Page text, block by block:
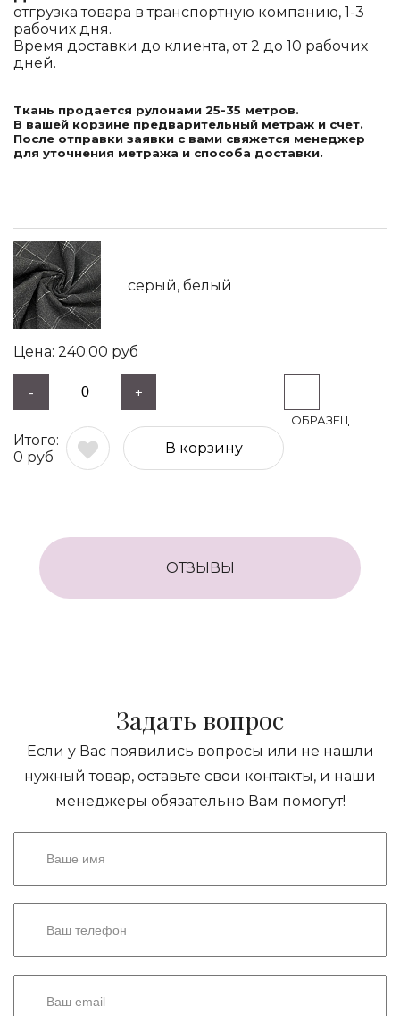
отгрузка товара в транспортную компанию, 1-3
рабочих дня.
Время доставки до клиента, от 2 до 10 рабочих
дней.
Ткань продается рулонами 25-35 метров.
В вашей корзине предварительный метраж и счет.
После отправки заявки с вами свяжется менеджер
для уточнения метража и способа доставки.
серый, белый
240.00 руб
- +
0 руб
В корзину
ОТЗЫВЫ
Задать вопрос
Если у Вас появились вопросы или не нашли
нужный товар, оставьте свои контакты, и наши
менеджеры обязательно Вам помогут!